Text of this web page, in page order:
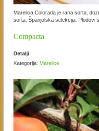
Marelica Colorada je rana sorta,
sorta, Španjolska selekcija. Plodovi
Compacta
Detalji
Kategorija: Marelice